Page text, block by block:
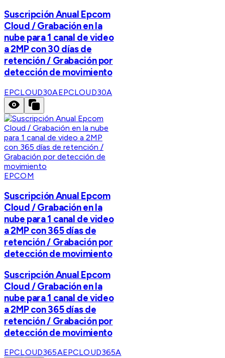
Suscripción Anual Epcom
Cloud / Grabación en la
nube para 1 canal de video
a 2MP con 30 días de
retención / Grabación por
detección de movimiento
EPCLOUD30AEPCLOUD30A
EPCOM
Suscripción Anual Epcom
Cloud / Grabación en la
nube para 1 canal de video
a 2MP con 365 días de
retención / Grabación por
detección de movimiento
Suscripción Anual Epcom
Cloud / Grabación en la
nube para 1 canal de video
a 2MP con 365 días de
retención / Grabación por
detección de movimiento
EPCLOUD365AEPCLOUD365A